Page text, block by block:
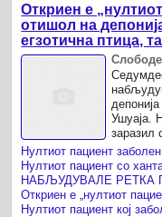
Откриен е
отишол на
егзотична птица,
Ушуаја.
заразил
Откриен е „нултиот